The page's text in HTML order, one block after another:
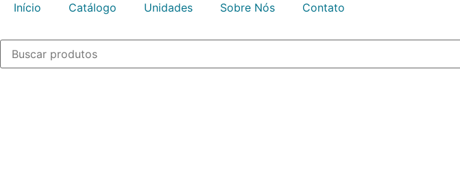
Início Catálogo Unidades Sobre Nós Contato